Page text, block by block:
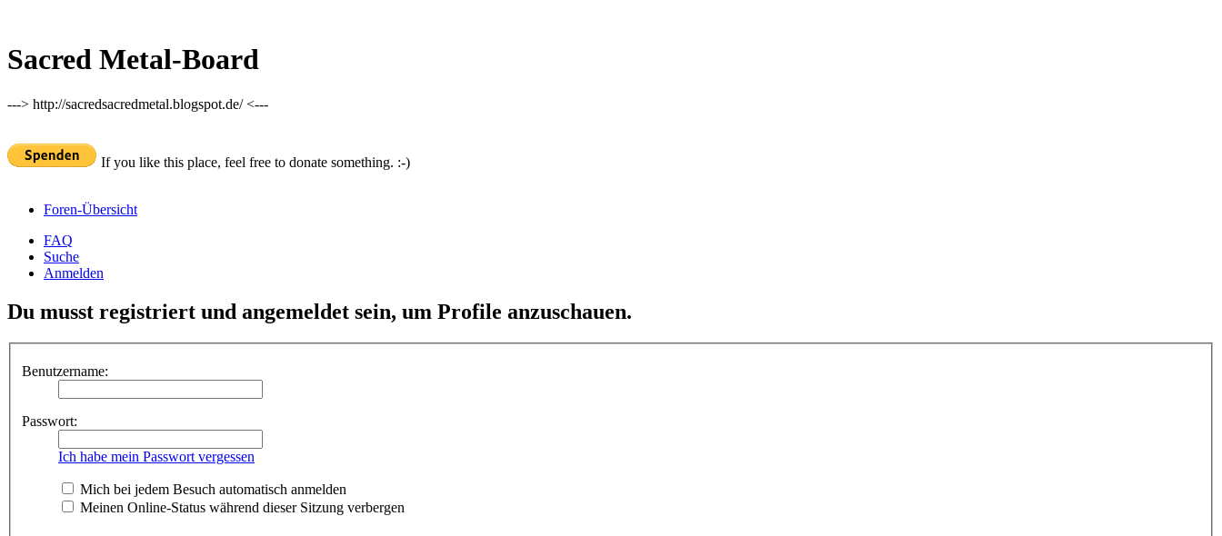
Sacred Metal-Board
---> http://sacredsacredmetal.blogspot.de/ <---
If you like this place, feel free to donate something. :-)
Foren-Übersicht
FAQ
Suche
Anmelden
Du musst registriert und angemeldet sein, um Profile anzuschauen.
Benutzername:
Passwort:
Ich habe mein Passwort vergessen
Mich bei jedem Besuch automatisch anmelden
Meinen Online-Status während dieser Sitzung verbergen